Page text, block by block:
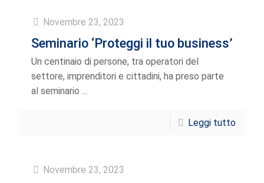
Novembre 23, 2023
Seminario ‘Proteggi il tuo business’
Un centinaio di persone, tra operatori del
settore, imprenditori e cittadini, ha preso parte
al seminario ...
Leggi tutto
Novembre 23, 2023